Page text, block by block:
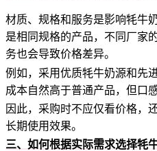
材质、规格和服务是影响牦牛
是相同规格的产品，不同厂家
务也会导致价格差异。
例如，采用优质牦牛奶源和先
成本自然高于普通产品，但口
因此，采购时不应仅看价格，
长期使用效果。
三、如何根据实际需求选择牦